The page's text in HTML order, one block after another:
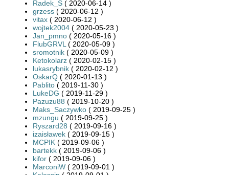
Radek_S ( 2020-06-14 )
grzess ( 2020-06-12 )
vitax ( 2020-06-12 )
wojtek2004 ( 2020-05-23 )
Jan_pmno ( 2020-05-16 )
FlubGRVL ( 2020-05-09 )
sromotnik ( 2020-05-09 )
Ketokolarz ( 2020-02-15 )
lukasrybnik ( 2020-02-12 )
OskarQ ( 2020-01-13 )
Pablito ( 2019-11-30 )
LukeDG ( 2019-11-29 )
Pazuzu88 ( 2019-10-20 )
Maks_Saczywko ( 2019-09-25 )
mzungu ( 2019-09-25 )
Ryszard28 ( 2019-09-16 )
izaisławek ( 2019-09-15 )
MCPIK ( 2019-09-06 )
bartekk ( 2019-09-06 )
kifor ( 2019-09-06 )
MarconiW ( 2019-09-01 )